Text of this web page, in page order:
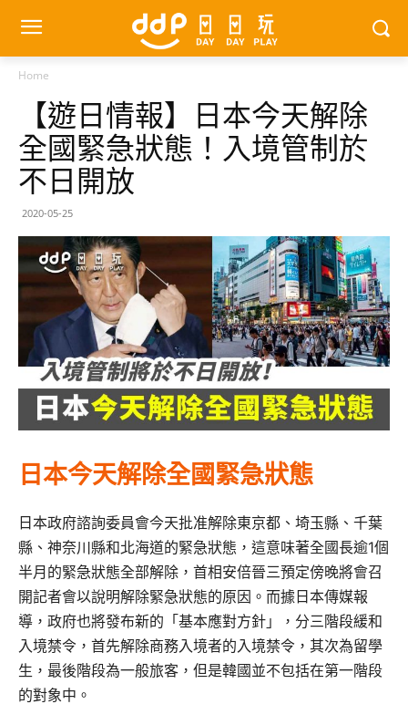
Home
【遊日情報】日本今天解除
全國緊急狀態！入境管制於
不日開放
2020-05-25
日本今天解除全國緊急狀態
日本政府諮詢委員會今天批准解除東京都、埼玉縣、千葉
縣、神奈川縣和北海道的緊急狀態，這意味著全國長逾1個
半月的緊急狀態全部解除，首相安倍晉三預定傍晚將會召
開記者會以說明解除緊急狀態的原因。而據日本傳媒報
導，政府也將發布新的「基本應對方針」，分三階段緩和
入境禁令，首先解除商務入境者的入境禁令，其次為留學
生，最後階段為一般旅客，但是韓國並不包括在第一階段
的對象中。